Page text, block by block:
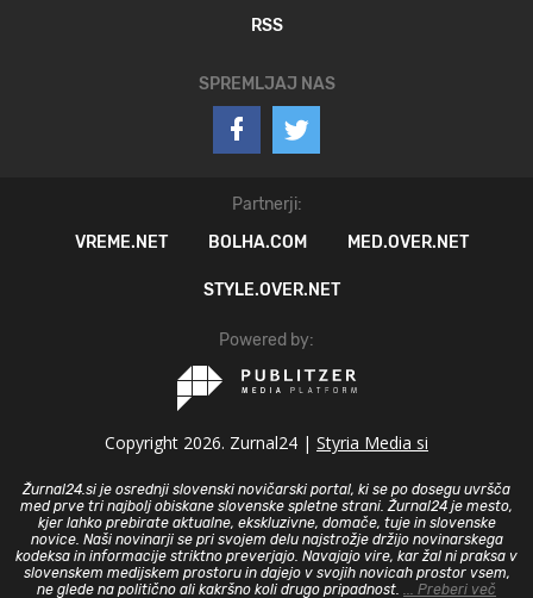
RSS
SPREMLJAJ NAS
Partnerji:
VREME.NET
BOLHA.COM MED.OVER.NET
STYLE.OVER.NET
Powered by:
Copyright 2026. Zurnal24 | Styria Media si
Žurnal24.si je osrednji slovenski novičarski portal, ki se po dosegu uvršča
med prve tri najbolj obiskane slovenske spletne strani. Žurnal24 je mesto,
kjer lahko prebirate aktualne, ekskluzivne, domače, tuje in slovenske
novice. Naši novinarji se pri svojem delu najstrožje držijo novinarskega
kodeksa in informacije striktno preverjajo. Navajajo vire, kar žal ni praksa v
slovenskem medijskem prostoru in dajejo v svojih novicah prostor vsem,
ne glede na politično ali kakršno koli drugo pripadnost. ... Preberi več